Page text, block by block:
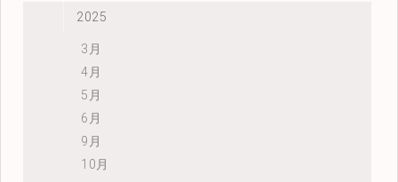
2025
3月
4月
5月
6月
9月
10月